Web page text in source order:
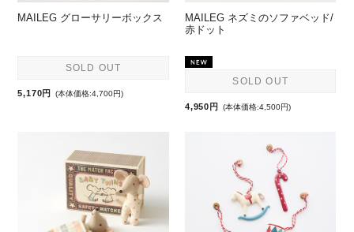
MAILEG グローサリーボックス
SOLD OUT
5,170円 (本体価格:4,700円)
MAILEG ネズミのソファベッド/
赤ドット
SOLD OUT
4,950円 (本体価格:4,500円)